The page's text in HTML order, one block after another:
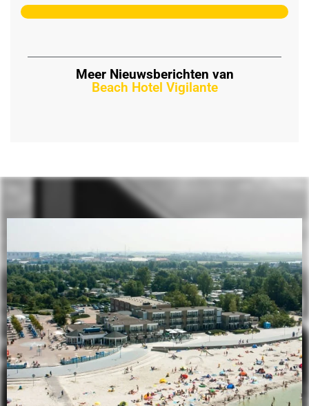
Meer Nieuwsberichten van
Beach Hotel Vigilante